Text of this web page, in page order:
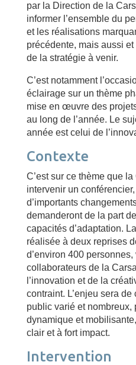
par la Direction de la
informer l’ensemble du
et les réalisations
précédente, mais aussi
de la stratégie à venir.
C’est notamment
éclairage sur un thème
mise en œuvre des
au long de l’année. Le
année est celui de
Contexte
C’est sur ce thème que
intervenir un
d’importants
demanderont de la part
capacités d’adaptation.
réalisée à deux reprises
d’environ 400
collaborateurs de la
l’innovation et de la
contraint. L’enjeu sera de
public varié et nombreux,
dynamique et
clair et à fort impact.
Intervention